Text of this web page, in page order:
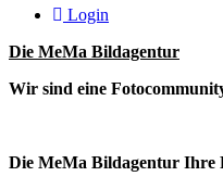
Login
Die MeMa Bildagentur
Wir sind eine
Die MeMa Bildagentur Ihre